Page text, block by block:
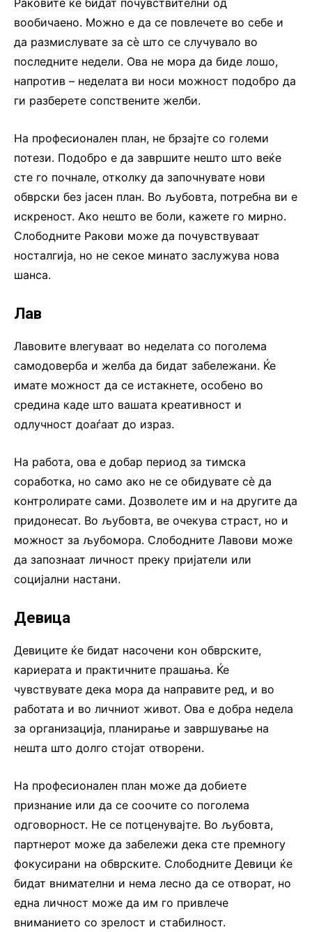
вообичаено. Можно е да се повлечете во себе и
да размислувате за сè што се случувало во
последните недели. Ова не мора да биде лошо,
напротив – неделата ви носи можност подобро да
ги разберете сопствените желби.
На професионален план, не брзајте со големи
потези. Подобро е да завршите нешто што веќе
сте го почнале, отколку да започнувате нови
обврски без јасен план. Во љубовта, потребна ви е
искреност. Ако нешто ве боли, кажете го мирно.
Слободните Ракови може да почувствуваат
носталгија, но не секое минато заслужува нова
шанса.
Лав
Лавовите влегуваат во неделата со поголема
самодоверба и желба да бидат забележани. Ќе
имате можност да се истакнете, особено во
средина каде што вашата креативност и
одлучност доаѓаат до израз.
На работа, ова е добар период за тимска
соработка, но само ако не се обидувате сè да
контролирате сами. Дозволете им и на другите да
придонесат. Во љубовта, ве очекува страст, но и
можност за љубомора. Слободните Лавови може
да запознаат личност преку пријатели или
социјални настани.
Девица
Девиците ќе бидат насочени кон обврските,
кариерата и практичните прашања. Ќе
чувствувате дека мора да направите ред, и во
работата и во личниот живот. Ова е добра недела
за организација, планирање и завршување на
нешта што долго стојат отворени.
На професионален план може да добиете
признание или да се соочите со поголема
одговорност. Не се потценувајте. Во љубовта,
партнерот може да забележи дека сте премногу
фокусирани на обврските. Слободните Девици ќе
бидат внимателни и нема лесно да се отворат, но
една личност може да им го привлече
вниманието со зрелост и стабилност.